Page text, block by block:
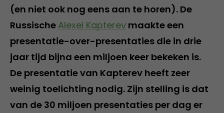
(en niet ook nog eens aan te horen). De
Russische Alexei Kapterev maakte een
presentatie-over-presentaties die in drie
jaar tijd bijna een miljoen keer bekeken is.
De presentatie van Kapterev heeft zeer
weinig toelichting nodig. Zijn stelling is dat
van de 30 miljoen presentaties per dag er